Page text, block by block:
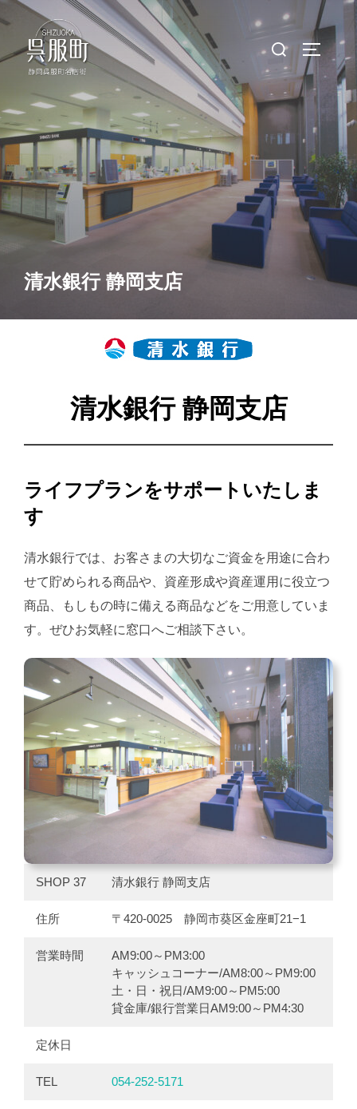
テ
へ
ス
キ
ッ
プ
検
象:
サイド
清水銀行 静岡支店
清水銀行 静岡支店
ライフプランをサポートいたしま
す
清水銀行では、お客さまの大切なご資金を用途に合わ
せて貯められる商品や、資産形成や資産運用に役立つ
商品、もしもの時に備える商品などをご用意していま
す。ぜひお気軽に窓口へご相談下さい。
SHOP 37 清水銀行 静岡支店
住所 〒420-0025 静岡市葵区金座町21−1
営業時間
AM9:00～PM3:00
キャッシュコーナー/AM8:00～PM9:00
土・日・祝日/AM9:00～PM5:00
貸金庫/銀行営業日AM9:00～PM4:30
定休日
TEL 054-252-5171